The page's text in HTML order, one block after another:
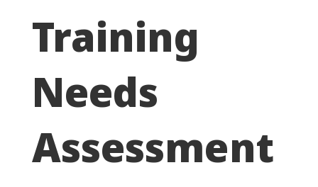
Training
Needs
Assessment